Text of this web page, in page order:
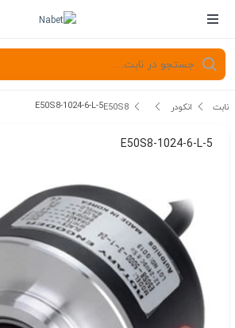
نابت انکودر E50S8
E50S8-1024-6-L-5
E50S8-1024-6-L-5